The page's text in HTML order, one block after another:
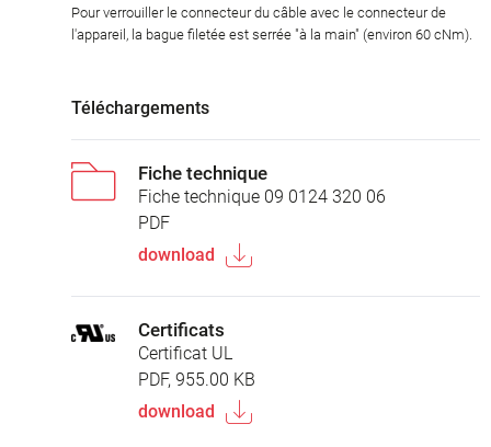
Pour verrouiller le connecteur du câble avec le connecteur de
l'appareil, la bague filetée est serrée "à la main" (environ 60 cNm).
Téléchargements
Fiche technique
Fiche technique 09 0124 320 06
PDF
download
Certificats
Certificat UL
PDF, 955.00 KB
download